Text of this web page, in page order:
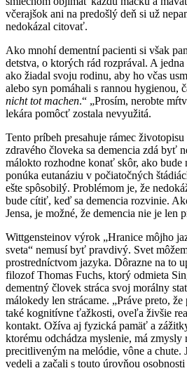
včerajšok ani na predošlý deň si už
nedokázal citovať.
Ako mnohí dementní pacienti si však
detstva, o ktorých rád rozprával. A
ako žiadal svoju rodinu, aby ho včas
alebo syn pomáhali s rannou hygienou,
nicht tot machen.“ „Prosím, nerobte
lekára pomôcť zostala nevyužitá.
Tento príbeh presahuje rámec
zdravého človeka sa demencia zdá byť
málokto rozhodne konať skôr, ako bude
ponúka eutanáziu v počiatočných
ešte spôsobilý. Problémom je, že
bude cítiť, keď sa demencia rozvinie.
Jensa, je možné, že demencia nie je len
Wittgensteinov výrok „Hranice môjho
sveta“ nemusí byť pravdivý. Svet
prostredníctvom jazyka. Dôrazne na to
filozof Thomas Fuchs, ktorý odmieta
dementný človek stráca svoj morálny
málokedy len strácame. „Práve preto,
také kognitívne ťažkosti, oveľa živšie
kontakt. Ožíva aj fyzická pamäť a
ktorému odchádza myslenie, má zmysly
precitliveným na melódie, vône a chute.
vedeli a začali s touto úrovňou